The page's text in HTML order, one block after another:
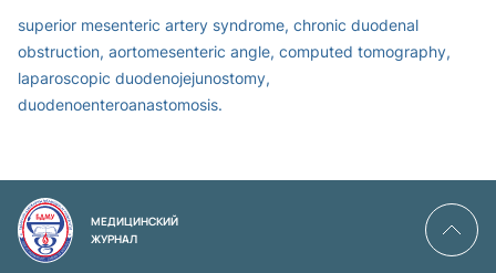
superior mesenteric artery syndrome, chronic duodenal
obstruction, aortomesenteric angle, computed tomography,
laparoscopic duodenojejunostomy,
duodenoenteroanastomosis.
МЕДИЦИНСКИЙ
ЖУРНАЛ